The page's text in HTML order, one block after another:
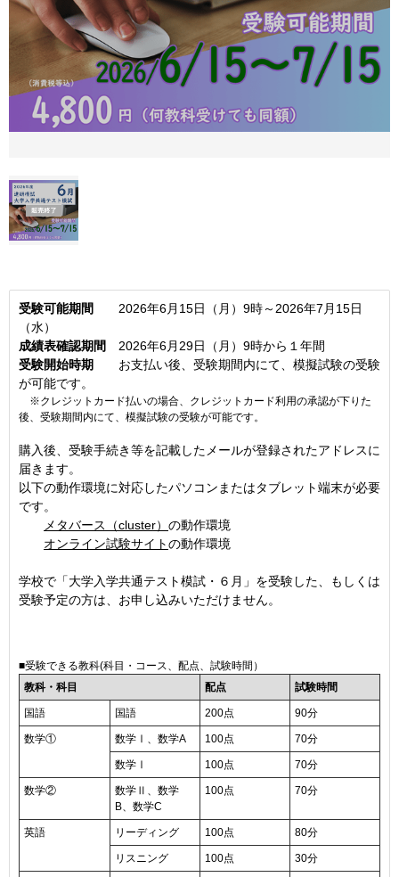
受験可能期間
2026年6月15日（月）9時～2026年7月15日
（水）
成績表確認期間
2026年6月29日（月）9時から１年間
受験開始時期
お支払い後、受験期間内にて、模擬試験の受験
が可能です。
※クレジットカード払いの場合、クレジットカード利用の承認が下りた
後、受験期間内にて、模擬試験の受験が可能です。
購入後、受験手続き等を記載したメールが登録されたアドレスに
届きます。
以下の動作環境に対応したパソコンまたはタブレット端末が必要
です。
メタバース（cluster） の動作環境
オンライン試験サイトの動作環境
学校で「大学入学共通テスト模試・６月」を受験した、もしくは
受験予定の方は、お申し込みいただけません。
■受験できる教科(科目・コース、配点、試験時間）
教科・科目
配点 試験時間
国語 国語 200点 90分
数学① 数学Ⅰ、数学A 100点 70分
数学Ⅰ 100点 70分
数学②
数学Ⅱ、数学
B、数学C
100点 70分
英語 リーディング 100点 80分
リスニング 100点 30分